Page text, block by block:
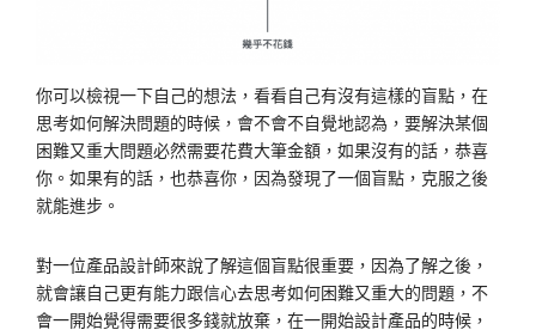
你可以檢視一下自己的想法，看看自己有沒有這樣的盲點，在
思考如何解決問題的時候，會不會不自覺地認為，要解決某個
困難又重大問題必然需要花費大筆金額，如果沒有的話，恭喜
你。如果有的話，也恭喜你，因為發現了一個盲點，克服之後
就能進步。
對一位產品設計師來說了解這個盲點很重要，因為了解之後，
就會讓自己更有能力跟信心去思考如何困難又重大的問題，不
會一開始覺得需要很多錢就放棄，在一開始設計產品的時候，